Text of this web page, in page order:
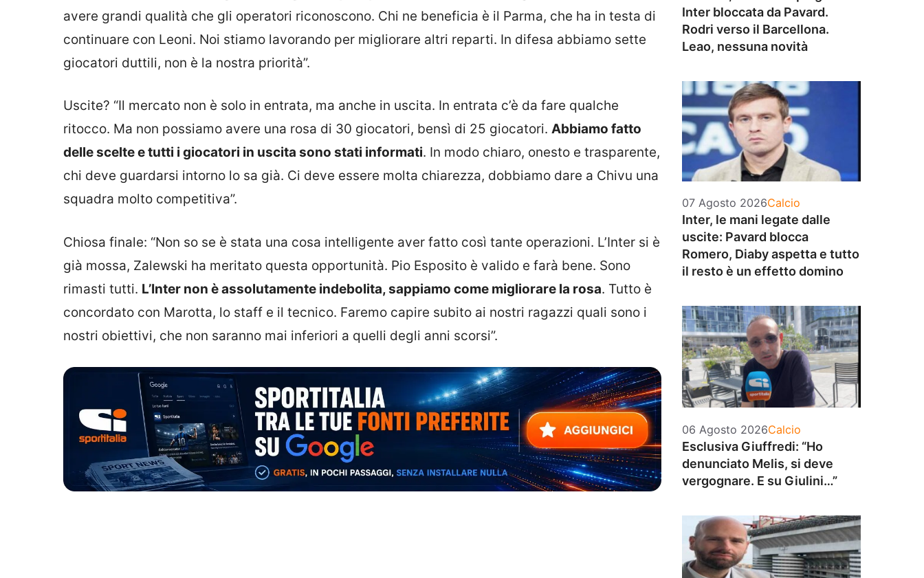
avere grandi qualità che gli operatori riconoscono. Chi ne beneficia è il Parma, che ha in testa di
continuare con Leoni. Noi stiamo lavorando per migliorare altri reparti. In difesa abbiamo sette
giocatori duttili, non è la nostra priorità”.
Uscite? “Il mercato non è solo in entrata, ma anche in uscita. In entrata c’è da fare qualche
ritocco. Ma non possiamo avere una rosa di 30 giocatori, bensì di 25 giocatori. Abbiamo fatto
delle scelte e tutti i giocatori in uscita sono stati informati. In modo chiaro, onesto e trasparente,
chi deve guardarsi intorno lo sa già. Ci deve essere molta chiarezza, dobbiamo dare a Chivu una
squadra molto competitiva”.
Chiosa finale: “Non so se è stata una cosa intelligente aver fatto così tante operazioni. L’Inter si è
già mossa, Zalewski ha meritato questa opportunità. Pio Esposito è valido e farà bene. Sono
rimasti tutti. L’Inter non è assolutamente indebolita, sappiamo come migliorare la rosa. Tutto è
concordato con Marotta, lo staff e il tecnico. Faremo capire subito ai nostri ragazzi quali sono i
nostri obiettivi, che non saranno mai inferiori a quelli degli anni scorsi”.
Inter bloccata da Pavard.
Rodri verso il Barcellona.
Leao, nessuna novità
07 Agosto 2026Categorie
Calcio
Inter, le mani legate dalle
uscite: Pavard blocca
Romero, Diaby aspetta e tutto
il resto è un effetto domino
06 Agosto 2026Categorie
Calcio
Esclusiva Giuffredi: “Ho
denunciato Melis, si deve
vergognare. E su Giulini…”